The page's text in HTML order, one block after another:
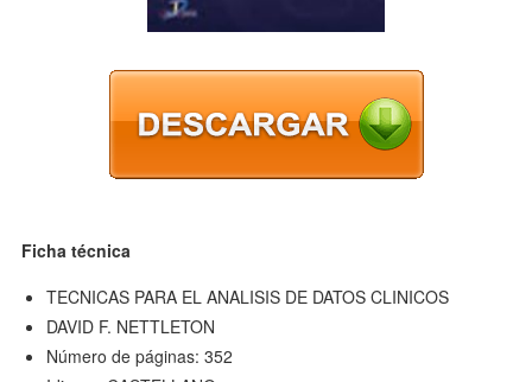
Ficha técnica
TECNICAS PARA EL ANALISIS DE DATOS CLINICOS
DAVID F. NETTLETON
Número de páginas: 352